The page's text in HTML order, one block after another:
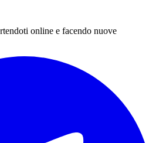
online e facendo nuove